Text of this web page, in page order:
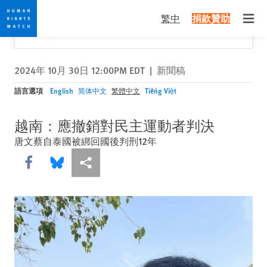
Skip
to
cookie
privacy
notice
Skip
to
main
content
繁中 捐款贊助
Would you like to read this page in English?
Yes
✕
2024年 10月 30日 12:00PM EDT | 新聞稿
語言選項 English 简体中文 繁體中文 Tiếng Việt
越南：應撤銷對民主運動者判決
唐文蔡自泰國被綁回國後判刑12年
Share this via Facebook
Share this via Bluesky
More sharing options